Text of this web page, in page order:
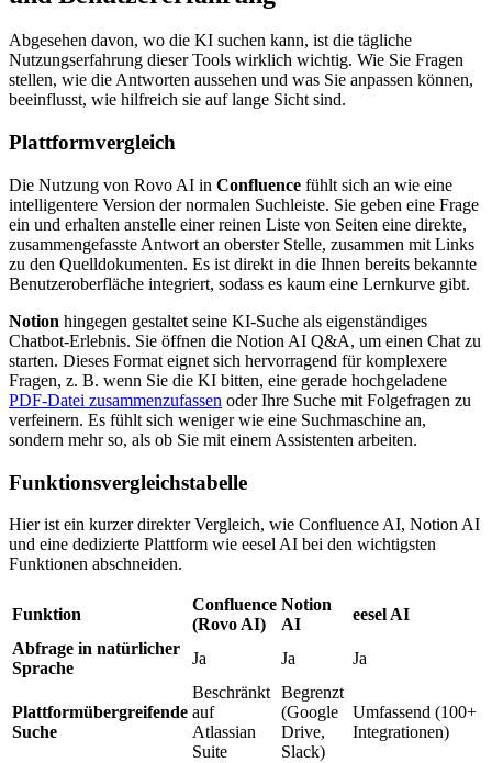
Abgesehen davon, wo die KI suchen kann, ist die tägliche
Nutzungserfahrung dieser Tools wirklich wichtig. Wie Sie Fragen
stellen, wie die Antworten aussehen und was Sie anpassen können,
beeinflusst, wie hilfreich sie auf lange Sicht sind.
Plattformvergleich
Die Nutzung von Rovo AI in Confluence fühlt sich an wie eine
intelligentere Version der normalen Suchleiste. Sie geben eine Frage
ein und erhalten anstelle einer reinen Liste von Seiten eine direkte,
zusammengefasste Antwort an oberster Stelle, zusammen mit Links
zu den Quelldokumenten. Es ist direkt in die Ihnen bereits bekannte
Benutzeroberfläche integriert, sodass es kaum eine Lernkurve gibt.
Notion hingegen gestaltet seine KI-Suche als eigenständiges
Chatbot-Erlebnis. Sie öffnen die Notion AI Q&A, um einen Chat zu
starten. Dieses Format eignet sich hervorragend für komplexere
Fragen, z. B. wenn Sie die KI bitten, eine gerade hochgeladene
PDF-Datei zusammenzufassen oder Ihre Suche mit Folgefragen zu
verfeinern. Es fühlt sich weniger wie eine Suchmaschine an,
sondern mehr so, als ob Sie mit einem Assistenten arbeiten.
Funktionsvergleichstabelle
Hier ist ein kurzer direkter Vergleich, wie Confluence AI, Notion AI
und eine dedizierte Plattform wie eesel AI bei den wichtigsten
Funktionen abschneiden.
Funktion
Confluence
(Rovo AI)
Notion
AI
eesel AI
Abfrage in natürlicher
Sprache
Ja Ja Ja
Plattformübergreifende
Suche
Beschränkt
auf
Atlassian
Suite
Begrenzt
(Google
Drive,
Slack)
Umfassend (100+
Integrationen)